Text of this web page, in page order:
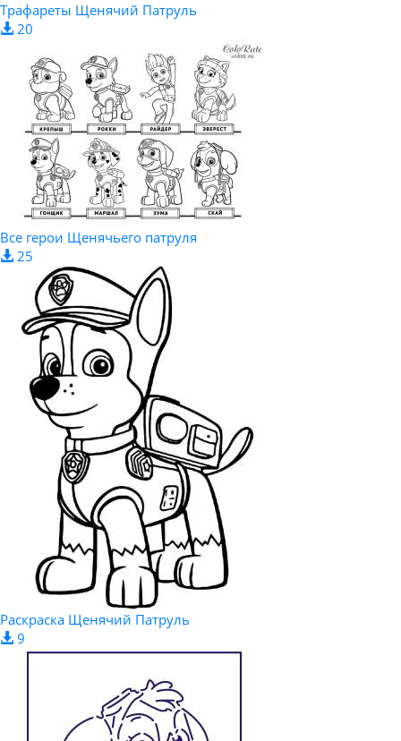
Трафареты Щенячий Патруль
20
Все герои Щенячьего патруля
25
Раскраска Щенячий Патруль
9